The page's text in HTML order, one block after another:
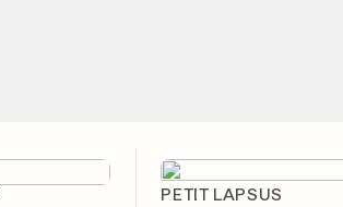
PETIT LAPSUS